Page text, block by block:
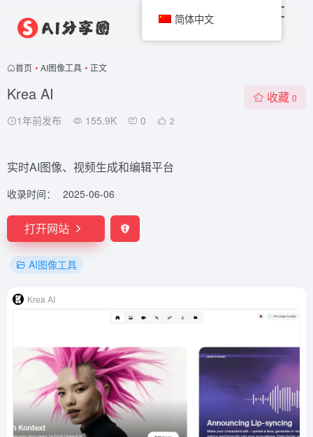
首页 • AI图像工具 • 正文
Krea AI
1年前发布 155.9K 0 2
收藏 0
实时AI图像、视频生成和编辑平台
收录时间： 2025-06-06
打开网站
AI图像工具
Krea AI
简体中文